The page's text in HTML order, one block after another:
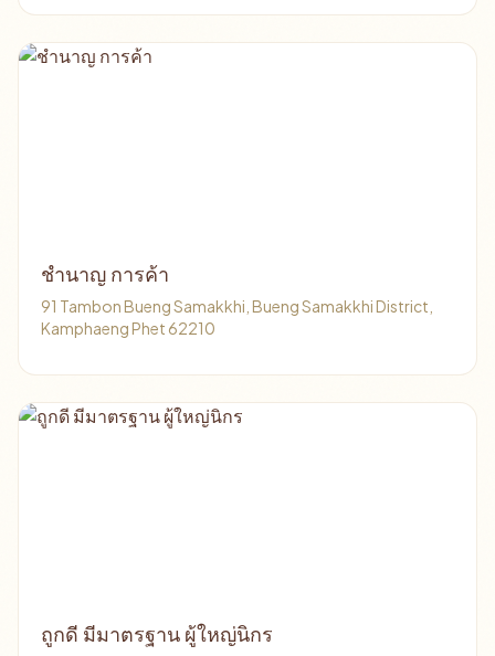
ชำนาญ การค้า
91 Tambon Bueng Samakkhi, Bueng Samakkhi District,
Kamphaeng Phet 62210
ถูกดี มีมาตรฐาน ผู้ใหญ่นิกร